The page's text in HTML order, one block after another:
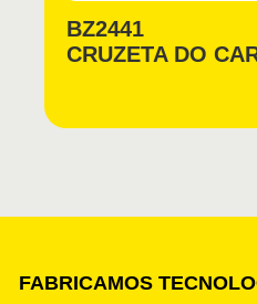
BZ2441
CRUZETA DO
FABRICAMOS